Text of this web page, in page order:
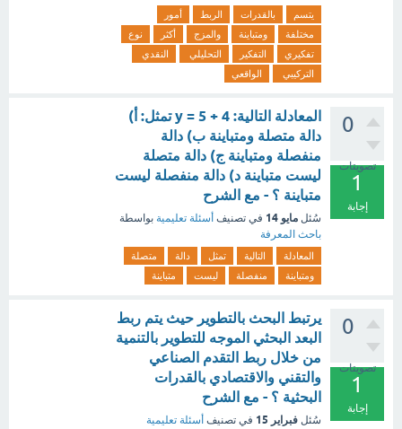
يتسم بالقدرات الربط
أمور
مختلفة
ومتباينة والمزج أكثر
نوع
تفكيري
التفكير التحليلي
النقدي
التركيبي
الواقعي
0
تصويتات
1
إجابة
المعادلة التالية: 4 + 5 = y تمثل: أ)
دالة متصلة ومتباينة ب) دالة
منفصلة ومتباينة ج) دالة متصلة
ليست متباينة د) دالة منفصلة ليست
متباينة ؟ - مع الشرح
سُئل مايو 14 في تصنيف أسئلة تعليمية بواسطة
باحث المعرفة
المعادلة التالية تمثل دالة
متصلة
ومتباينة
منفصلة ليست متباينة
0
تصويتات
1
إجابة
يرتبط البحث بالتطوير حيث يتم ربط
البعد البحثي الموجه للتطوير بالتنمية
من خلال ربط التقدم الصناعي
والتقني والاقتصادي بالقدرات
البحثية ؟ - مع الشرح
سُئل فبراير 15 في تصنيف أسئلة تعليمية